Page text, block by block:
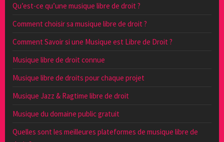
Qu’est-ce qu’une musique libre de droit ?
Comment choisir sa musique libre de droit ?
Comment Savoir si une Musique est Libre de Droit ?
Musique libre de droit connue
Musique libre de droits pour chaque projet
Musique Jazz & Ragtime libre de droit
Musique du domaine public gratuit
Quelles sont les meilleures plateformes de musique libre de